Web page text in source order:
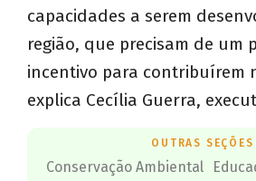
capacidades a serem
região, que precisam de um
incentivo para contribuírem
explica Cecília Guerra,
OUTRAS SEÇÕES
Conservação Ambiental